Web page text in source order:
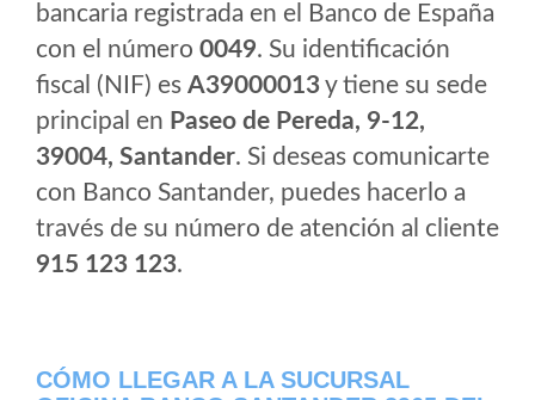
bancaria registrada en el Banco de España
con el número 0049. Su identificación
fiscal (NIF) es A39000013y tiene su sede
principal en Paseo de Pereda, 9-12,
39004, Santander. Si deseas comunicarte
con Banco Santander, puedes hacerlo a
través de su número de atención al cliente
915 123 123.
CÓMO LLEGAR A LA SUCURSAL